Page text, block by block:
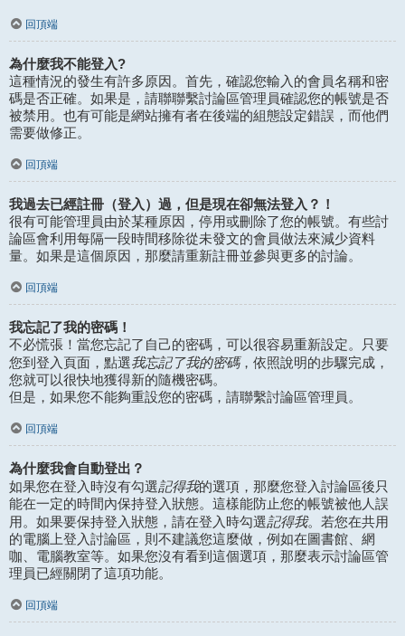
回頂端
為什麼我不能登入?
這種情況的發生有許多原因。首先，確認您輸入的會員名稱和密
碼是否正確。如果是，請聯聯繫討論區管理員確認您的帳號是否
被禁用。也有可能是網站擁有者在後端的組態設定錯誤，而他們
需要做修正。
回頂端
我過去已經註冊（登入）過，但是現在卻無法登入？！
很有可能管理員由於某種原因，停用或刪除了您的帳號。有些討
論區會利用每隔一段時間移除從未發文的會員做法來減少資料
量。如果是這個原因，那麼請重新註冊並參與更多的討論。
回頂端
我忘記了我的密碼！
不必慌張！當您忘記了自己的密碼，可以很容易重新設定。只要
您到登入頁面，點選我忘記了我的密碼，依照說明的步驟完成，
您就可以很快地獲得新的隨機密碼。
但是，如果您不能夠重設您的密碼，請聯繫討論區管理員。
回頂端
為什麼我會自動登出？
如果您在登入時沒有勾選記得我的選項，那麼您登入討論區後只
能在一定的時間內保持登入狀態。這樣能防止您的帳號被他人誤
用。如果要保持登入狀態，請在登入時勾選記得我。若您在共用
的電腦上登入討論區，則不建議您這麼做，例如在圖書館、網
咖、電腦教室等。如果您沒有看到這個選項，那麼表示討論區管
理員已經關閉了這項功能。
回頂端